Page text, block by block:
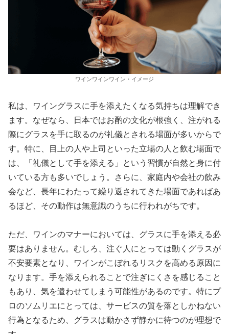
ワインワインワイン・イメージ
私は、ワイングラスに手を添えたくなる気持ちは理解でき
ます。なぜなら、日本ではお酌の文化が根強く、注がれる
際にグラスを手に取るのが礼儀とされる場面が多いからで
す。特に、目上の人や上司といった立場の人と飲む場面で
は、「礼儀として手を添える」という習慣が自然と身に付
いている方も多いでしょう。さらに、家庭内や会社の飲み
会など、長年にわたって繰り返されてきた場面であればあ
るほど、その動作は無意識のうちに行われがちです。
ただ、ワインのマナーにおいては、グラスに手を添える必
要はありません。むしろ、注ぐ人にとっては動くグラスが
不安要素となり、ワインがこぼれるリスクを高める原因に
なります。手を添えられることで注ぎにくさを感じること
もあり、気を遣わせてしまう可能性があるのです。特にプ
ロのソムリエにとっては、サービスの質を落としかねない
行為となるため、グラスは動かさず静かに待つのが理想で